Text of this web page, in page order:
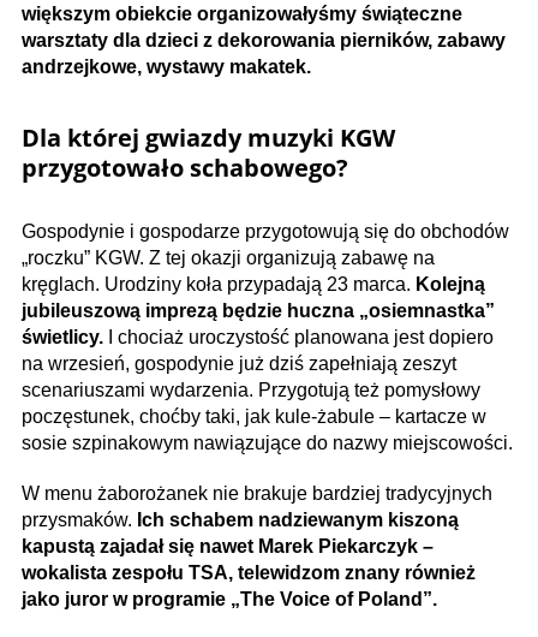
większym obiekcie organizowałyśmy świąteczne
warsztaty dla dzieci z dekorowania pierników, zabawy
andrzejkowe, wystawy makatek.
Dla której gwiazdy muzyki KGW
przygotowało schabowego?
Gospodynie i gospodarze przygotowują się do obchodów
„roczku” KGW. Z tej okazji organizują zabawę na
kręglach. Urodziny koła przypadają 23 marca. Kolejną
jubileuszową imprezą będzie huczna „osiemnastka”
świetlicy.
I chociaż uroczystość planowana jest dopiero
na wrzesień, gospodynie już dziś zapełniają zeszyt
scenariuszami wydarzenia. Przygotują też pomysłowy
poczęstunek, choćby taki, jak kule-żabule – kartacze w
sosie szpinakowym nawiązujące do nazwy miejscowości.
W menu żaborożanek nie brakuje bardziej tradycyjnych
przysmaków. Ich schabem nadziewanym kiszoną
kapustą zajadał się nawet Marek Piekarczyk –
wokalista zespołu TSA, telewidzom znany również
jako juror w programie „The Voice of Poland”.